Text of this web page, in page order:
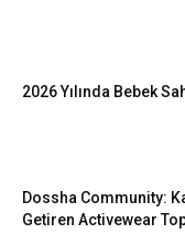
2026 Yılında Bebek
Dossha Community:
Getiren Activewear